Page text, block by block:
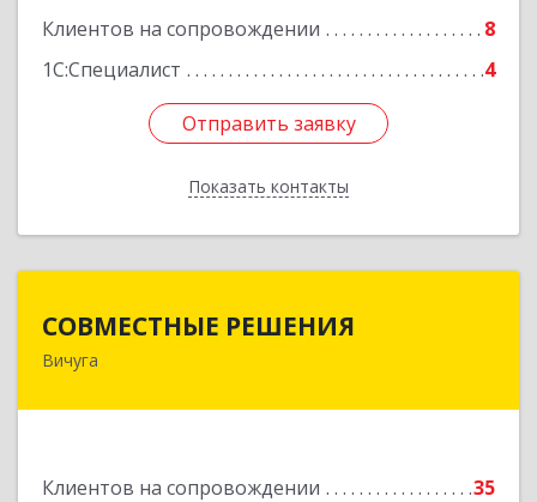
Клиентов на сопровождении
8
1С:Специалист
4
Отправить заявку
Показать контакты
Отправить заявку
Назад
СОВМЕСТНЫЕ РЕШЕНИЯ
Вичуга
Клиентов на сопровождении 35
155331, Ивановская обл, Вичугский р-н, Вичуга